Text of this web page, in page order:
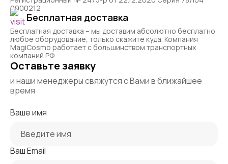
0000212
Бесплатная доставка
Бесплатная доставка – мы доставим абсолютно бесплатно
любое оборудование, только скажите куда. Компания
MagiCosmo работает с большинством транспортных
компаний РФ.
Оставьте заявку
и наши менеджеры свяжутся с Вами в ближайшее
время
Ваше имя
Ваш Email